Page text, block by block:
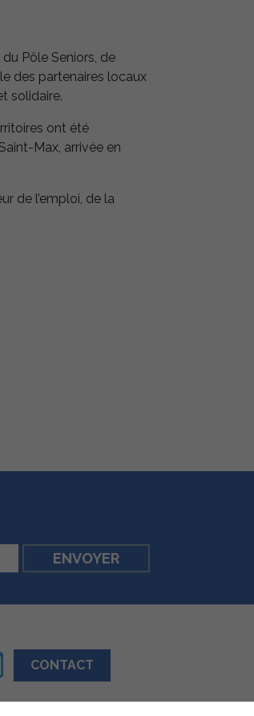
Pôle Seniors, de
des partenaires locaux
solidaire.
ont été
Max, arrivée en
de l’emploi, de la
CONTACT